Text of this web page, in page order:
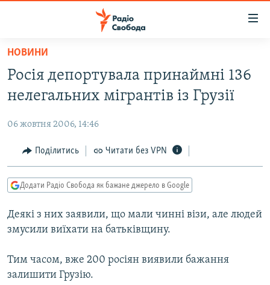
Перейти
основного
матеріалу
до
навігації
Перейти
до
ВСЕ ЗА ДОБУ
ПОЛІТИКА
ЕКОНОМІКА
КУЛЬТУРА
СПОРТ
СВІТ
ВІЙНА
РОСІЙСЬКА «ФІЛЬТРАЦІЯ»
КРИМ.РЕАЛІЇ
ТИ ЯК?
СХЕМИ
КИТАЙ.ВИКЛИКИ
МУЛЬТИМЕДІА
НОВИНИ
Росія депортувала принаймні 136
нелегальних мігрантів із Грузії
06 жовтня 2006, 14:46
Поділитись Читати без VPN
Додати Радіо Свобода як бажане джерело в Google
Деякі з них заявили, що мали чинні візи, але людей
змусили виїхати на батьківщину.
Тим часом, вже 200 росіян виявили бажання
залишити Грузію.